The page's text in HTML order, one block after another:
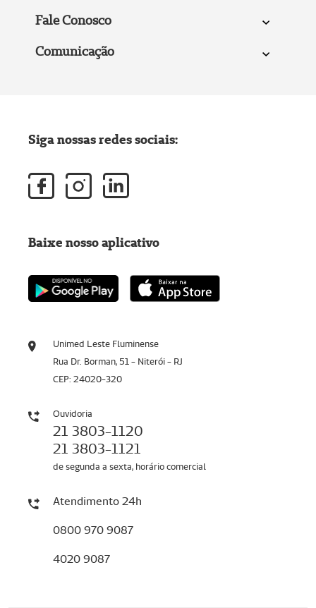
Fale Conosco
Comunicação
Unimed Leste Fluminense
Rua Dr. Borman, 51 - Niterói - RJ
CEP: 24020-320
Ouvidoria
21 3803-1120
21 3803-1121
de segunda a sexta, horário comercial
Atendimento 24h
0800 970 9087
4020 9087
Siga nossas redes sociais:
Baixe nosso aplicativo